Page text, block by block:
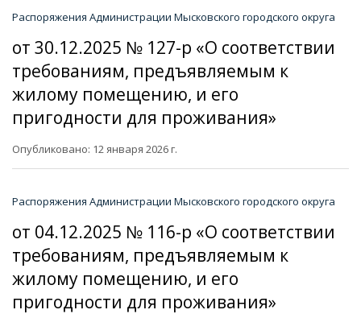
Распоряжения Администрации Мысковского городского округа
от 30.12.2025 № 127-р «О соответствии
требованиям, предъявляемым к
жилому помещению, и его
пригодности для проживания»
Опубликовано: 12 января 2026 г.
Распоряжения Администрации Мысковского городского округа
от 04.12.2025 № 116-р «О соответствии
требованиям, предъявляемым к
жилому помещению, и его
пригодности для проживания»